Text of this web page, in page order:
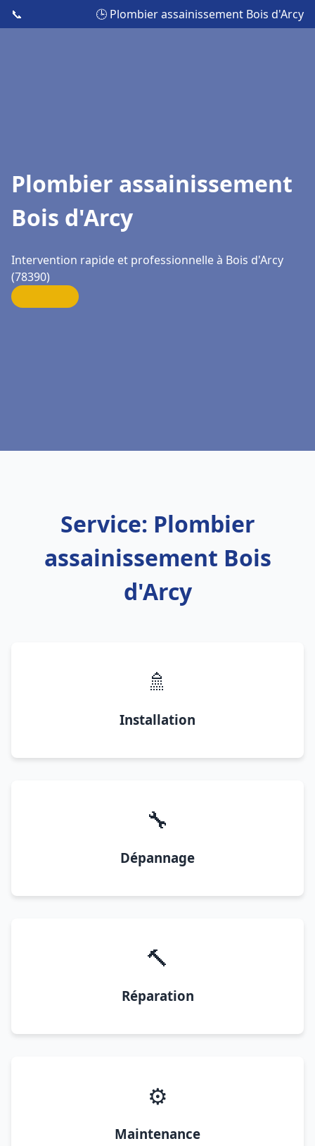
📞 🕒 Plombier assainissement Bois d'Arcy
Plombier assainissement
Bois d'Arcy
Intervention rapide et professionnelle à Bois d'Arcy
(78390)
Service: Plombier
assainissement Bois
d'Arcy
🚿
Installation
🔧
Dépannage
🔨
Réparation
⚙️
Maintenance